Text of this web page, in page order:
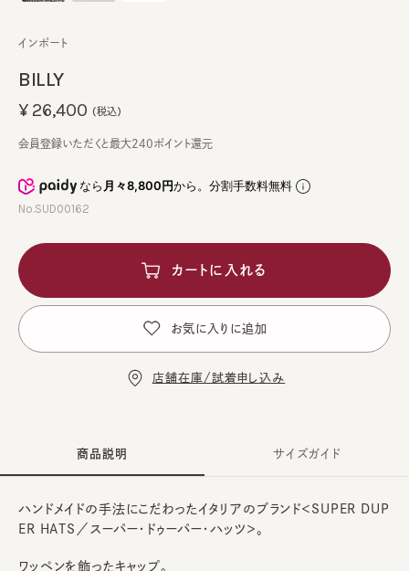
BILLY
インポート
なら月々8,800円から。分割手数料無料
No.SUD00162
¥26,400 (税込)
会員登録いただくと最大240ポイント還元
カートに入れる
お気に入りに追加
店舗在庫/試着申し込み
商品説明
ハンドメイドの手法にこだわったイタリアのブランド＜SUPER DUP
ER HATS／スーパー・ドゥーパー・ハッツ＞。
ワッペンを飾ったキャップ。
サイズガイド